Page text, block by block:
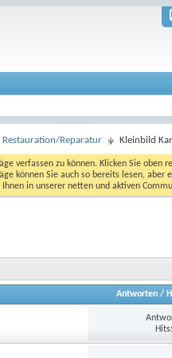
Reparatur Kleinbild
verfassen zu können. Klicken Sie
können Sie auch so bereits lesen,
in unserer netten und aktiven
Antworten /